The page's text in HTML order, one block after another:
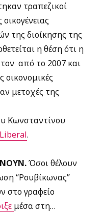
τραπεζικοί
της διοίκησης της
η θέση ότι η
από το 2007 και
οικονομικές
μετοχές της
Κωνσταντίνου
.
Όσοι θέλουν
“Ρουβίκωνας”
στο γραφείο
μέσα στη…